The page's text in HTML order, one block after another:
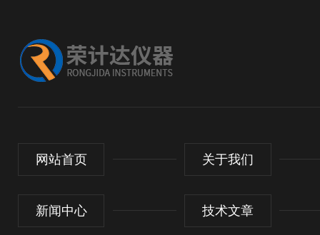
网站首页 关于我们
新闻中心 技术文章